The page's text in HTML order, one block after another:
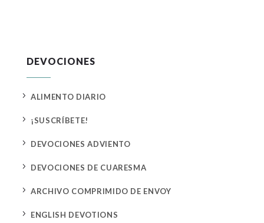
DEVOCIONES
5 ALIMENTO DIARIO
5 ¡SUSCRÍBETE!
5 DEVOCIONES ADVIENTO
5 DEVOCIONES DE CUARESMA
5 ARCHIVO COMPRIMIDO DE ENVOY
5 ENGLISH DEVOTIONS